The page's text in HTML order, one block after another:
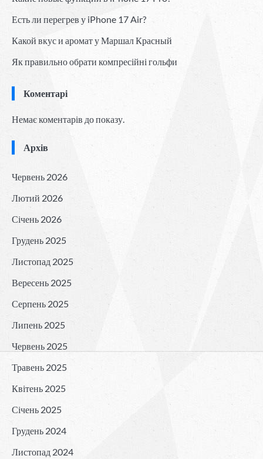
Есть ли перегрев у iPhone 17 Air?
Какой вкус и аромат у Маршал Красный
Як правильно обрати компресійні гольфи
Коментарі
Немає коментарів до показу.
Архів
Червень 2026
Лютий 2026
Січень 2026
Грудень 2025
Листопад 2025
Вересень 2025
Серпень 2025
Липень 2025
Червень 2025
Травень 2025
Квітень 2025
Січень 2025
Грудень 2024
Листопад 2024